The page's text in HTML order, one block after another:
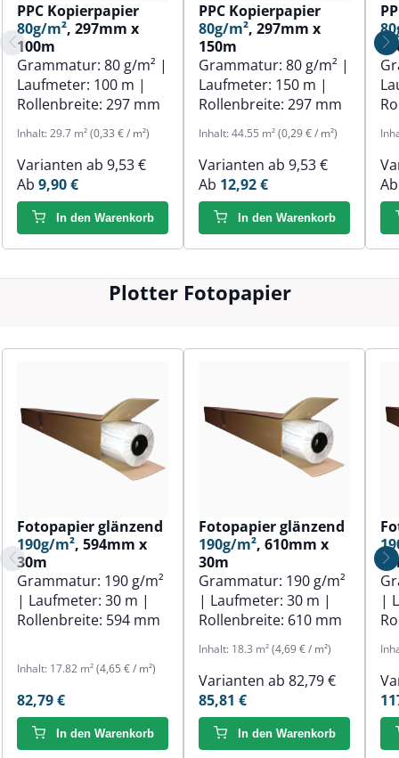
PPC Kopierpapier
80g/m², 297mm x
100m
Grammatur: 80 g/m² |
Laufmeter: 100 m |
Rollenbreite: 297 mm
Inhalt: 29.7 m²(0,33 € / m²)
Varianten ab 9,53 €
Ab 9,90 €
In den Warenkorb
PPC Kopierpapier
80g/m², 297mm x
150m
Grammatur: 80 g/m² |
Laufmeter: 150 m |
Rollenbreite: 297 mm
Inhalt: 44.55 m²(0,29 € / m²)
Varianten ab 9,53 €
Ab 12,92 €
In den Warenkorb
Plotter Fotopapier
Fotopapier glänzend
190g/m², 594mm x
30m
Grammatur: 190 g/m²
| Laufmeter: 30 m |
Rollenbreite: 594 mm
Inhalt: 17.82 m²(4,65 € / m²)
82,79 €
In den Warenkorb
Fotopapier glänzend
190g/m², 610mm x
30m
Grammatur: 190 g/m²
| Laufmeter: 30 m |
Rollenbreite: 610 mm
Inhalt: 18.3 m²(4,69 € / m²)
Varianten ab 82,79 €
85,81 €
In den Warenkorb
|